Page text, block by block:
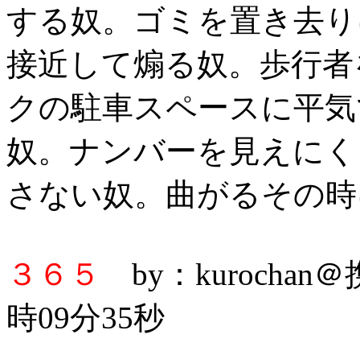
する奴。ゴミを置き去
接近して煽る奴。歩行
クの駐車スペースに平
奴。ナンバーを見えに
さない奴。曲がるその
３６５
by：kurochan
時09分35秒